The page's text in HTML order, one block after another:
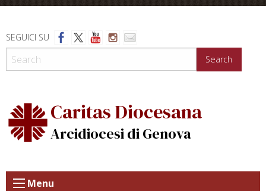
Skip
content
SEGUICI SU
Search
Caritas Diocesana
Arcidiocesi di Genova
Menu